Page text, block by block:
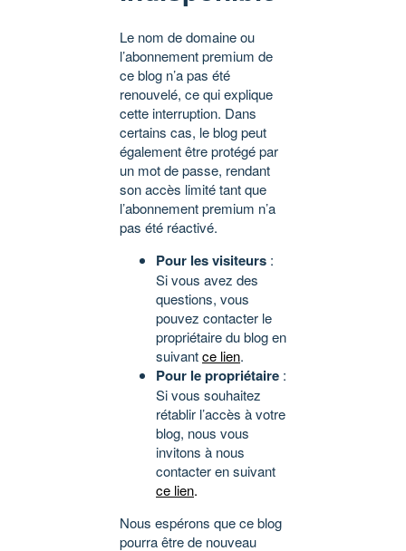
Le nom de domaine ou
l’abonnement premium de
ce blog n’a pas été
renouvelé, ce qui explique
cette interruption. Dans
certains cas, le blog peut
également être protégé par
un mot de passe, rendant
son accès limité tant que
l’abonnement premium n’a
pas été réactivé.
Pour les visiteurs :
Si vous avez des
questions, vous
pouvez contacter le
propriétaire du blog en
suivantce lien.
Pour le propriétaire :
Si vous souhaitez
rétablir l’accès à votre
blog, nous vous
invitons à nous
contacter en suivant
ce lien.
Nous espérons que ce blog
pourra être de nouveau